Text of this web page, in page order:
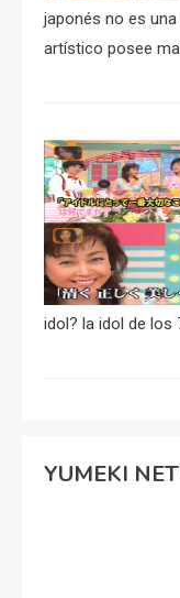
japonés no es
artístico posee
idol? la idol de los
YUMEKI